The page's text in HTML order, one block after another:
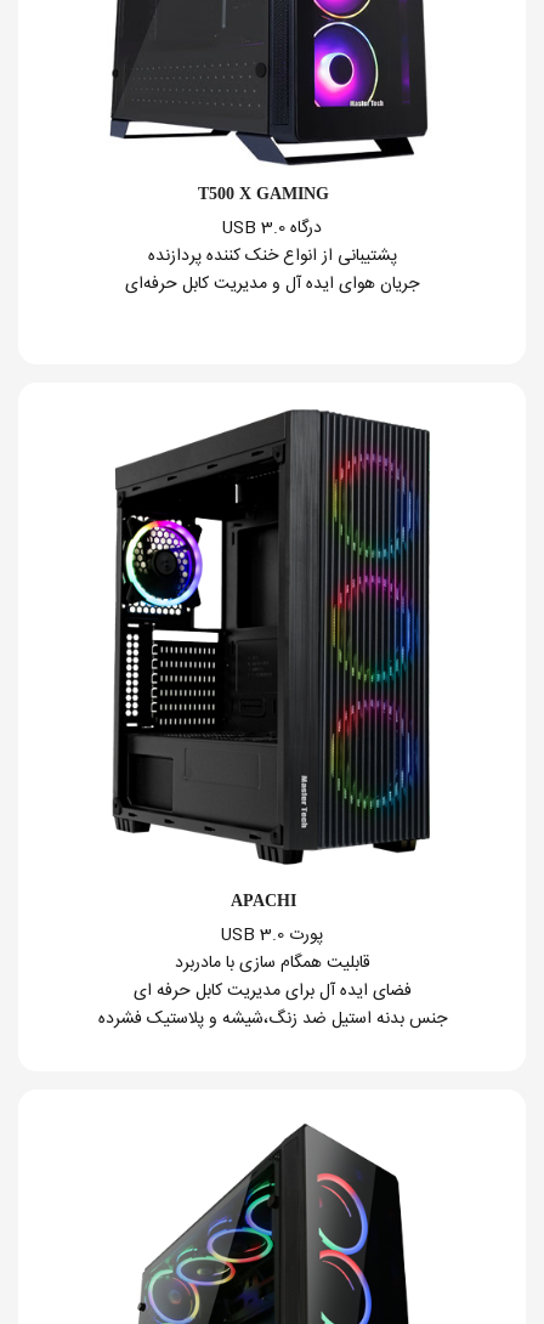
T500 X GAMING
درگاه USB 3.0
پشتیبانی از انواع خنک کننده پردازنده
جریان هوای ایده آل و مدیریت کابل حرفه‌ای
APACHI
پورت USB 3.0
قابلیت همگام سازی با مادربرد
فضای ایده آل برای مدیریت کابل حرفه ای
جنس بدنه استیل ضد زنگ،شیشه و پلاستیک فشرده